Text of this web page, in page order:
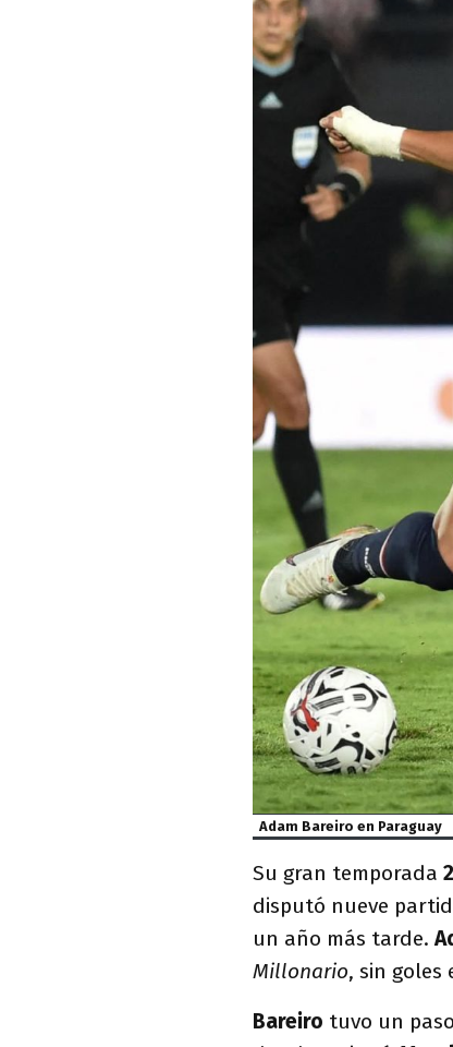
Adam Bareiro en Paraguay
Su gran temporada
disputó nueve
un año más tarde.
Millonario, sin goles
Bareiro tuvo un